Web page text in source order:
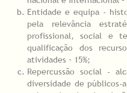
Entidade e equipa -
pela relevância
profissional, social e
qualificação dos
atividades – 15%;
Repercussão social -
diversidade de públicos-